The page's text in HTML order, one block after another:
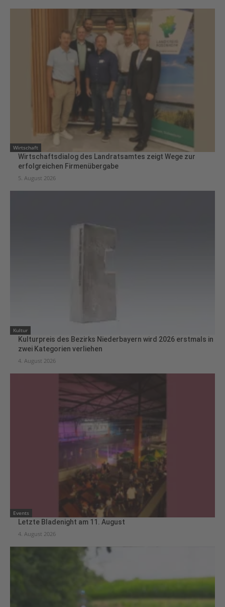
Wirtschaft
Wirtschaftsdialog des Landratsamtes zeigt Wege zur
erfolgreichen Firmenübergabe
5. August 2026
Kultur
Kulturpreis des Bezirks Niederbayern wird 2026 erstmals in
zwei Kategorien verliehen
4. August 2026
Events
Letzte Bladenight am 11. August
4. August 2026